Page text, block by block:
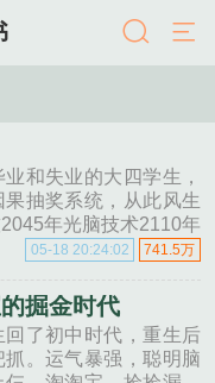
和失业的大四学生，
抽奖系统，从此风生
年光脑技术2110年
年劳斯劳斯2115年超
741.5万
05-18 20:24:02
掘金时代
了初中时代，重生后
。运气暴强，聪明脑